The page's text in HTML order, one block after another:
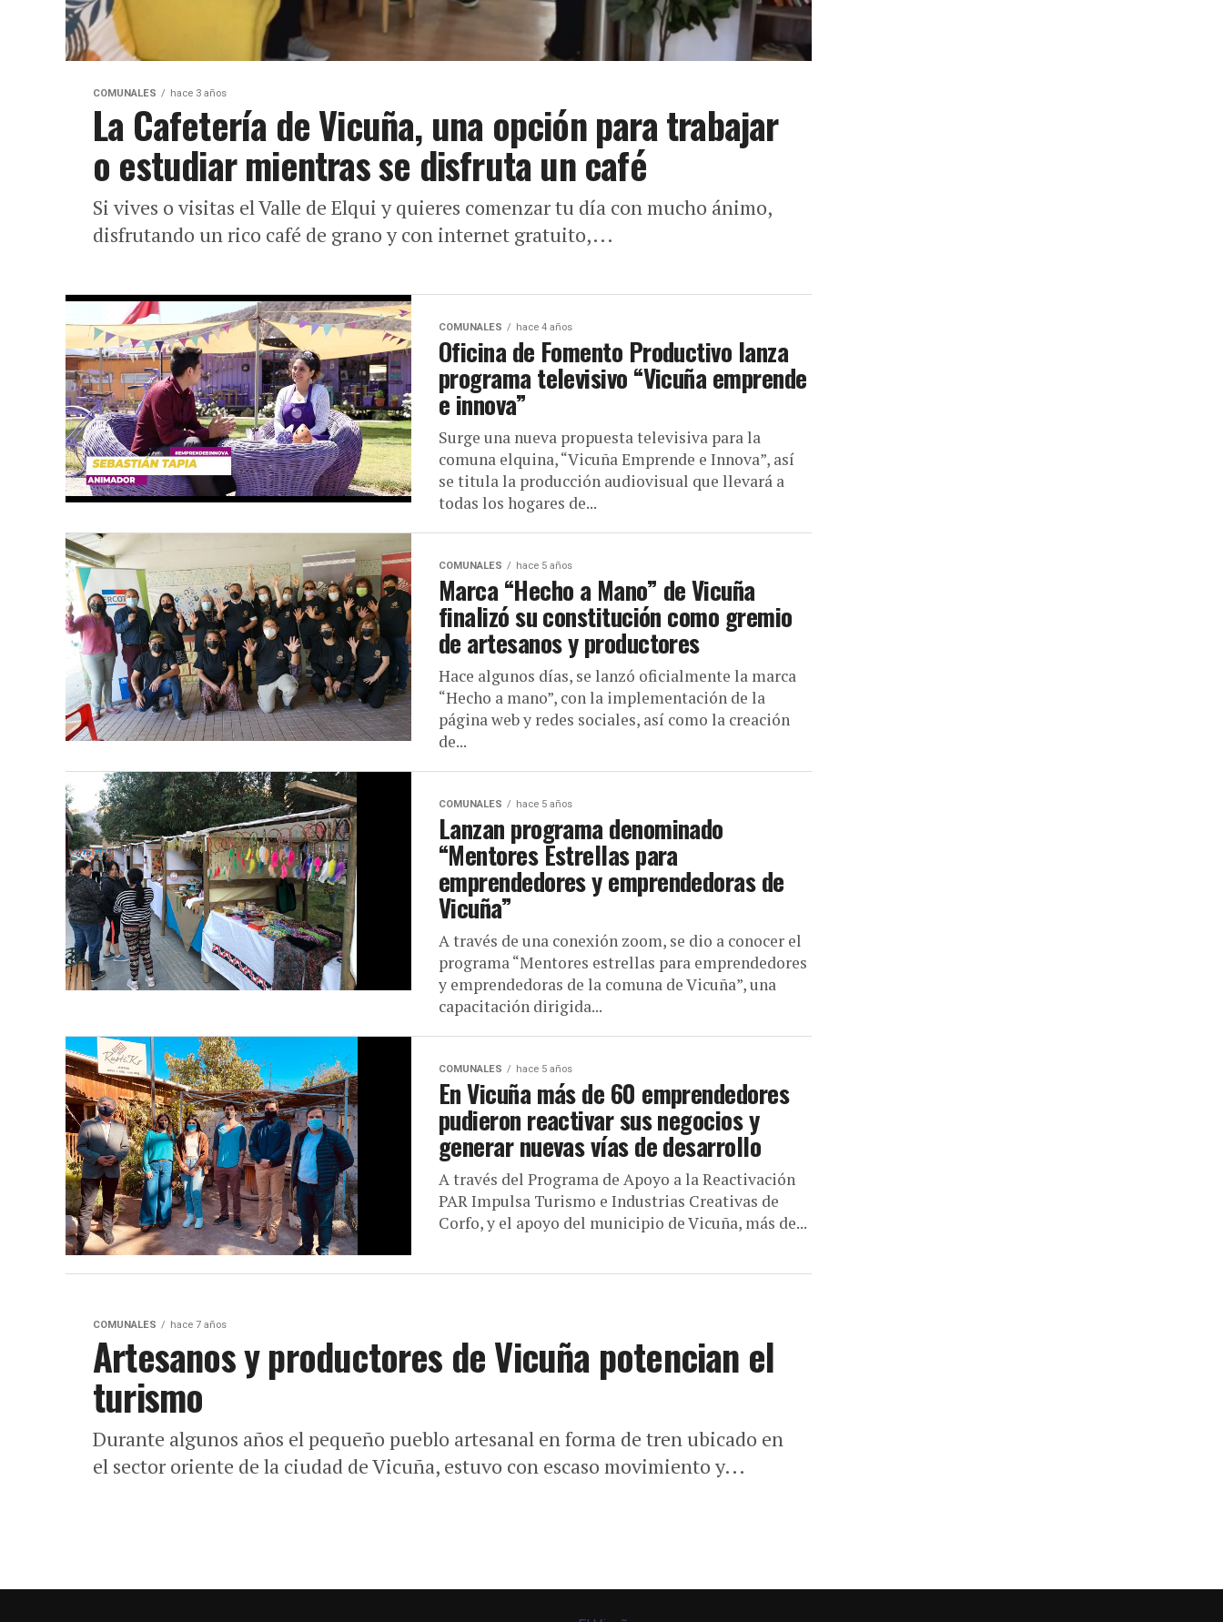
COMUNALES hace 3 años
La Cafetería de Vicuña, una opción para trabajar
o estudiar mientras se disfruta un café
Si vives o visitas el Valle de Elqui y quieres comenzar tu día con mucho ánimo,
disfrutando un rico café de grano y con internet gratuito,...
COMUNALES hace 4 años
Oficina de Fomento Productivo lanza
programa televisivo “Vicuña emprende
e innova”
Surge una nueva propuesta televisiva para la
comuna elquina, “Vicuña Emprende e Innova”, así
se titula la producción audiovisual que llevará a
todas los hogares de...
COMUNALES hace 5 años
Marca “Hecho a Mano” de Vicuña
finalizó su constitución como gremio
de artesanos y productores
Hace algunos días, se lanzó oficialmente la marca
“Hecho a mano”, con la implementación de la
página web y redes sociales, así como la creación
de...
COMUNALES hace 5 años
Lanzan programa denominado
“Mentores Estrellas para
emprendedores y emprendedoras de
Vicuña”
A través de una conexión zoom, se dio a conocer el
programa “Mentores estrellas para emprendedores
y emprendedoras de la comuna de Vicuña”, una
capacitación dirigida...
COMUNALES hace 5 años
En Vicuña más de 60 emprendedores
pudieron reactivar sus negocios y
generar nuevas vías de desarrollo
A través del Programa de Apoyo a la Reactivación
PAR Impulsa Turismo e Industrias Creativas de
Corfo, y el apoyo del municipio de Vicuña, más de...
COMUNALES hace 7 años
Artesanos y productores de Vicuña potencian el
turismo
Durante algunos años el pequeño pueblo artesanal en forma de tren ubicado en
el sector oriente de la ciudad de Vicuña, estuvo con escaso movimiento y...